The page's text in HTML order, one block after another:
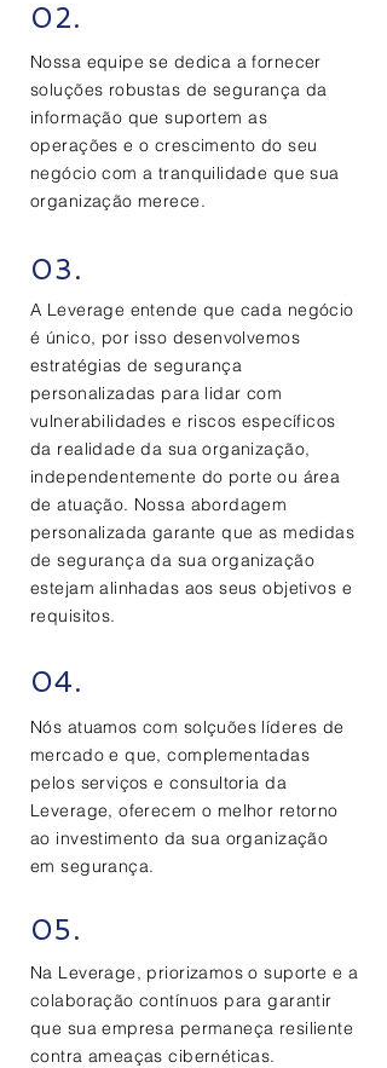
02.
Nossa equipe se dedica a fornecer
soluções robustas de segurança da
informação que suportem as
operações e o crescimento do seu
negócio com a tranquilidade que sua
organização merece.
03.
A Leverage entende que cada negócio
é único, por isso desenvolvemos
estratégias de segurança
personalizadas para lidar com
vulnerabilidades e riscos específicos
da realidade da sua organização,
independentemente do porte ou área
de atuação. Nossa abordagem
personalizada garante que as medidas
de segurança da sua organização
estejam alinhadas aos seus objetivos e
requisitos.
04.
Nós atuamos com solçuões líderes de
mercado e que, complementadas
pelos serviços e consultoria da
Leverage, oferecem o melhor retorno
ao investimento da sua organização
em segurança.
05.
Na Leverage, priorizamos o suporte e a
colaboração contínuos para garantir
que sua empresa permaneça resiliente
contra ameaças cibernéticas.